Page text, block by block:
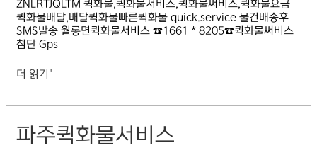
ZNLRTJQLTM 퀵화물,퀵화물서비스,퀵화물써비스,퀵화물요금
퀵화물배달,배달퀵화물빠른퀵화물 quick.service 물건배송후
SMS발송 월롱면퀵화물서비스 ☎1661 * 8205☎퀵화물써비스
첨단 Gps
더 읽기"
파주퀵화물서비스
파주퀵화물서비스